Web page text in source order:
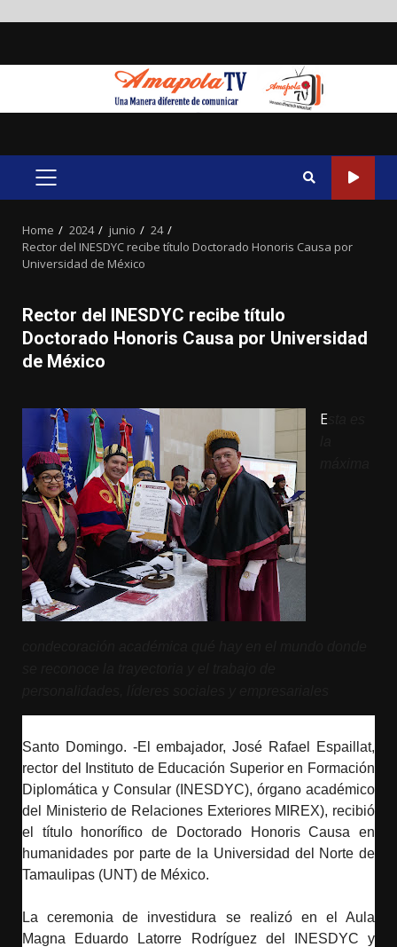
PRIMARY
Home 2024 junio
24
Rector del INESDYC recibe título Doctorado Honoris Causa por
Universidad de México
Rector del INESDYC recibe título
Doctorado Honoris Causa por Universidad
de México
E
Santo Domingo. -El embajador, José Rafael Espaillat,
rector del Instituto de Educación Superior en Formación
Diplomática y Consular (INESDYC), órgano académico
del Ministerio de Relaciones Exteriores MIREX), recibió
el título honorífico de Doctorado Honoris Causa en
humanidades por parte de la Universidad del Norte de
Tamaulipas (UNT) de México.
La ceremonia de investidura se realizó en el Aula
Magna Eduardo Latorre Rodríguez del INESDYC y